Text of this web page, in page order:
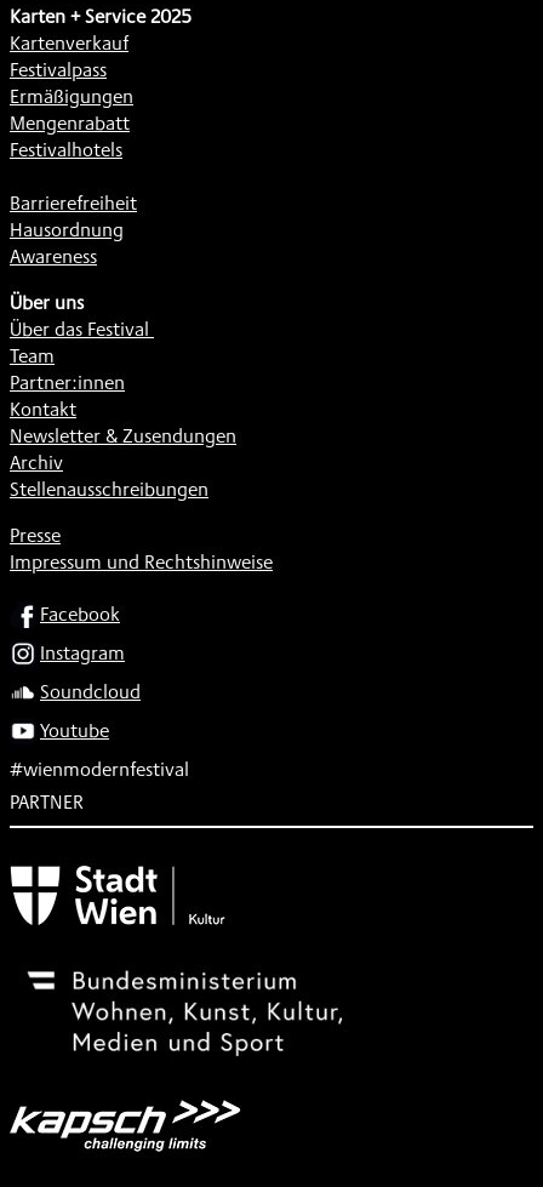
Karten + Service 2025
Kartenverkauf
Festivalpass
Ermäßigungen
Mengenrabatt
Festivalhotels
Barrierefreiheit
Hausordnung
Awareness
Über uns
Über das Festival
Team
Partner:innen
Kontakt
Newsletter & Zusendungen
Archiv
Stellenausschreibungen
Presse
Impressum und Rechtshinweise
SOCIALFacebook
Instagram
Soundcloud
Youtube
#wienmodernfestival
PARTNER
Subventionsgeber